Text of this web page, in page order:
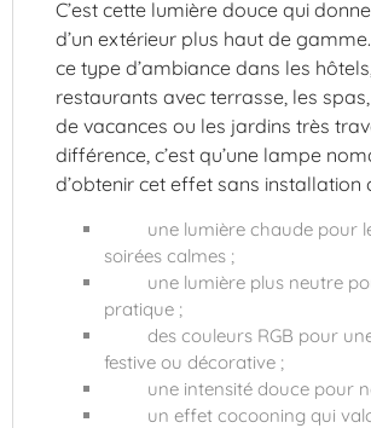
C’est cette lumière douce qui
d’un extérieur plus haut de
ce type d’ambiance dans les
restaurants avec terrasse, les
de vacances ou les jardins très
différence, c’est qu’une lampe
d’obtenir cet effet sans installation
une lumière chaude pour
soirées calmes ;
une lumière plus neutre
pratique ;
des couleurs RGB pour
festive ou décorative ;
une intensité douce pour
un effet cocooning qui